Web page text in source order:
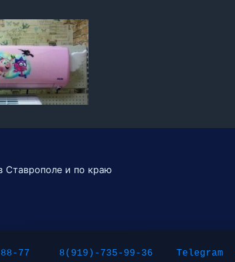
Ставрополе и по краю
77 8(919)-735-99-36 Telegram